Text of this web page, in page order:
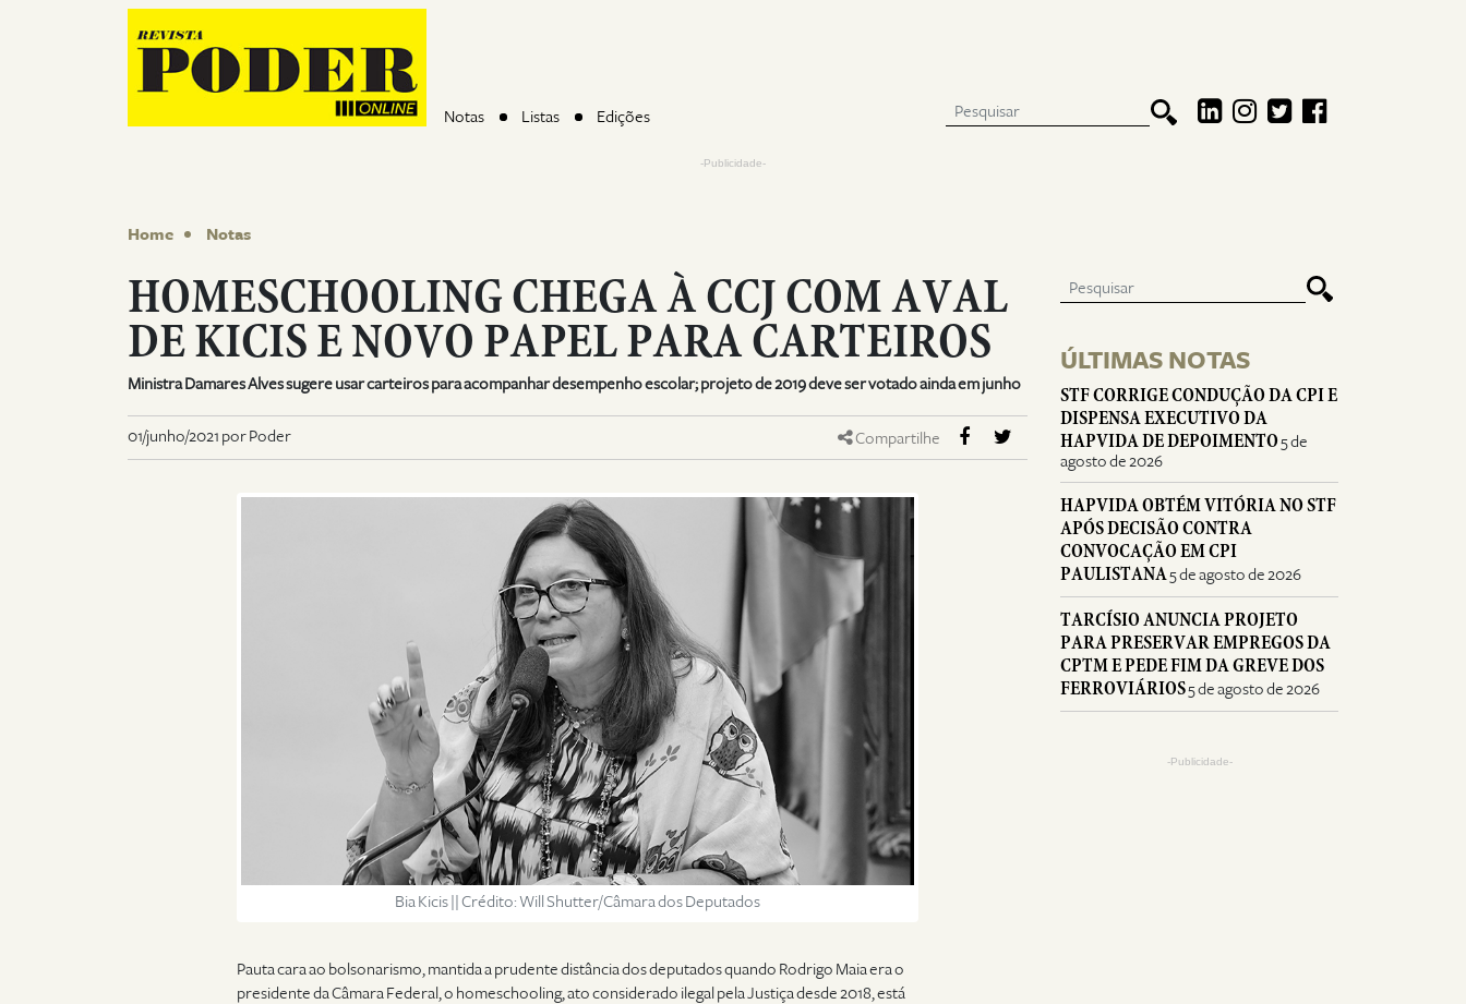
Notas Listas Edições
-Publicidade-
Home Notas
HOMESCHOOLING CHEGA À CCJ COM AVAL
DE KICIS E NOVO PAPEL PARA CARTEIROS
Ministra Damares Alves sugere usar carteiros para acompanhar desempenho escolar; projeto de 2019 deve ser votado ainda em junho
01/junho/2021 por Poder Compartilhe
Bia Kicis || Crédito: Will Shutter/Câmara dos Deputados
Pauta cara ao bolsonarismo, mantida a prudente distância dos deputados quando Rodrigo Maia era o
presidente da Câmara Federal, o homeschooling, ato considerado ilegal pela Justiça desde 2018, está
ÚLTIMAS NOTAS
STF CORRIGE CONDUÇÃO DA CPI E
DISPENSA EXECUTIVO DA
HAPVIDA DE DEPOIMENTO5 de
agosto de 2026
HAPVIDA OBTÉM VITÓRIA NO STF
APÓS DECISÃO CONTRA
CONVOCAÇÃO EM CPI
PAULISTANA5 de agosto de 2026
TARCÍSIO ANUNCIA PROJETO
PARA PRESERVAR EMPREGOS DA
CPTM E PEDE FIM DA GREVE DOS
FERROVIÁRIOS5 de agosto de 2026
-Publicidade-